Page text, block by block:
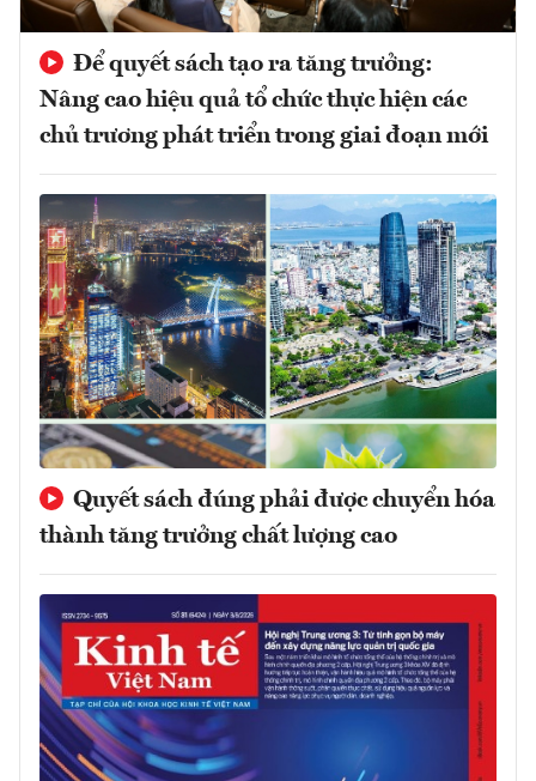
Để quyết sách tạo ra tăng trưởng:
Nâng cao hiệu quả tổ chức thực hiện các
chủ trương phát triển trong giai đoạn mới
Quyết sách đúng phải được chuyển hóa
thành tăng trưởng chất lượng cao